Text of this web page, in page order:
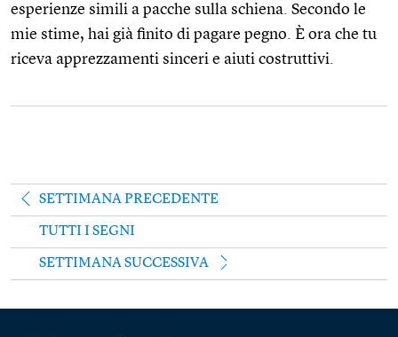
esperienze simili a pacche sulla schiena. Secondo le
mie stime, hai già finito di pagare pegno. È ora che tu
riceva apprezzamenti sinceri e aiuti costruttivi.
SETTIMANA PRECEDENTE
TUTTI I SEGNI
SETTIMANA SUCCESSIVA